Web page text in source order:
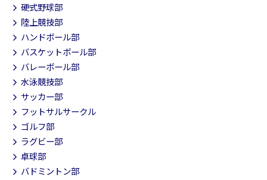
硬式野球部
陸上競技部
ハンドボール部
バスケットボール部
バレーボール部
水泳競技部
サッカー部
フットサルサークル
ゴルフ部
ラグビー部
卓球部
バドミントン部